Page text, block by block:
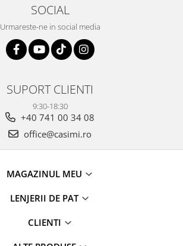
SOCIAL
Urmareste-ne in social media
SUPORT CLIENTI
9:30-18:30
+40 741 00 34 08
office@casimi.ro
MAGAZINUL MEU
LENJERII DE PAT
CLIENTI